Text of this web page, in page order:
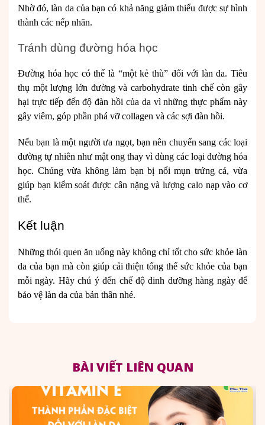
Nhờ đó, làn da của bạn có khả năng giảm thiểu được sự hình
thành các nếp nhăn.
Tránh dùng đường hóa học
Đường hóa học có thể là “một kẻ thù” đối với làn da. Tiêu
thụ một lượng lớn đường và carbohydrate tinh chế còn gây
hại trực tiếp đến độ đàn hồi của da vì những thực phẩm này
gây viêm, góp phần phá vỡ collagen và các sợi đàn hồi.
Nếu bạn là một người ưa ngọt, bạn nên chuyển sang các loại
đường tự nhiên như mật ong thay vì dùng các loại đường hóa
học. Chúng vừa không làm bạn bị nổi mụn trứng cá, vừa
giúp bạn kiểm soát được cân nặng và lượng calo nạp vào cơ
thể.
Kết luận
Những thói quen ăn uống này không chỉ tốt cho sức khỏe làn
da của bạn mà còn giúp cải thiện tổng thể sức khỏe của bạn
mỗi ngày. Hãy chú ý đến chế độ dinh dưỡng hàng ngày để
bảo vệ làn da của bản thân nhé.
BÀI VIẾT LIÊN QUAN